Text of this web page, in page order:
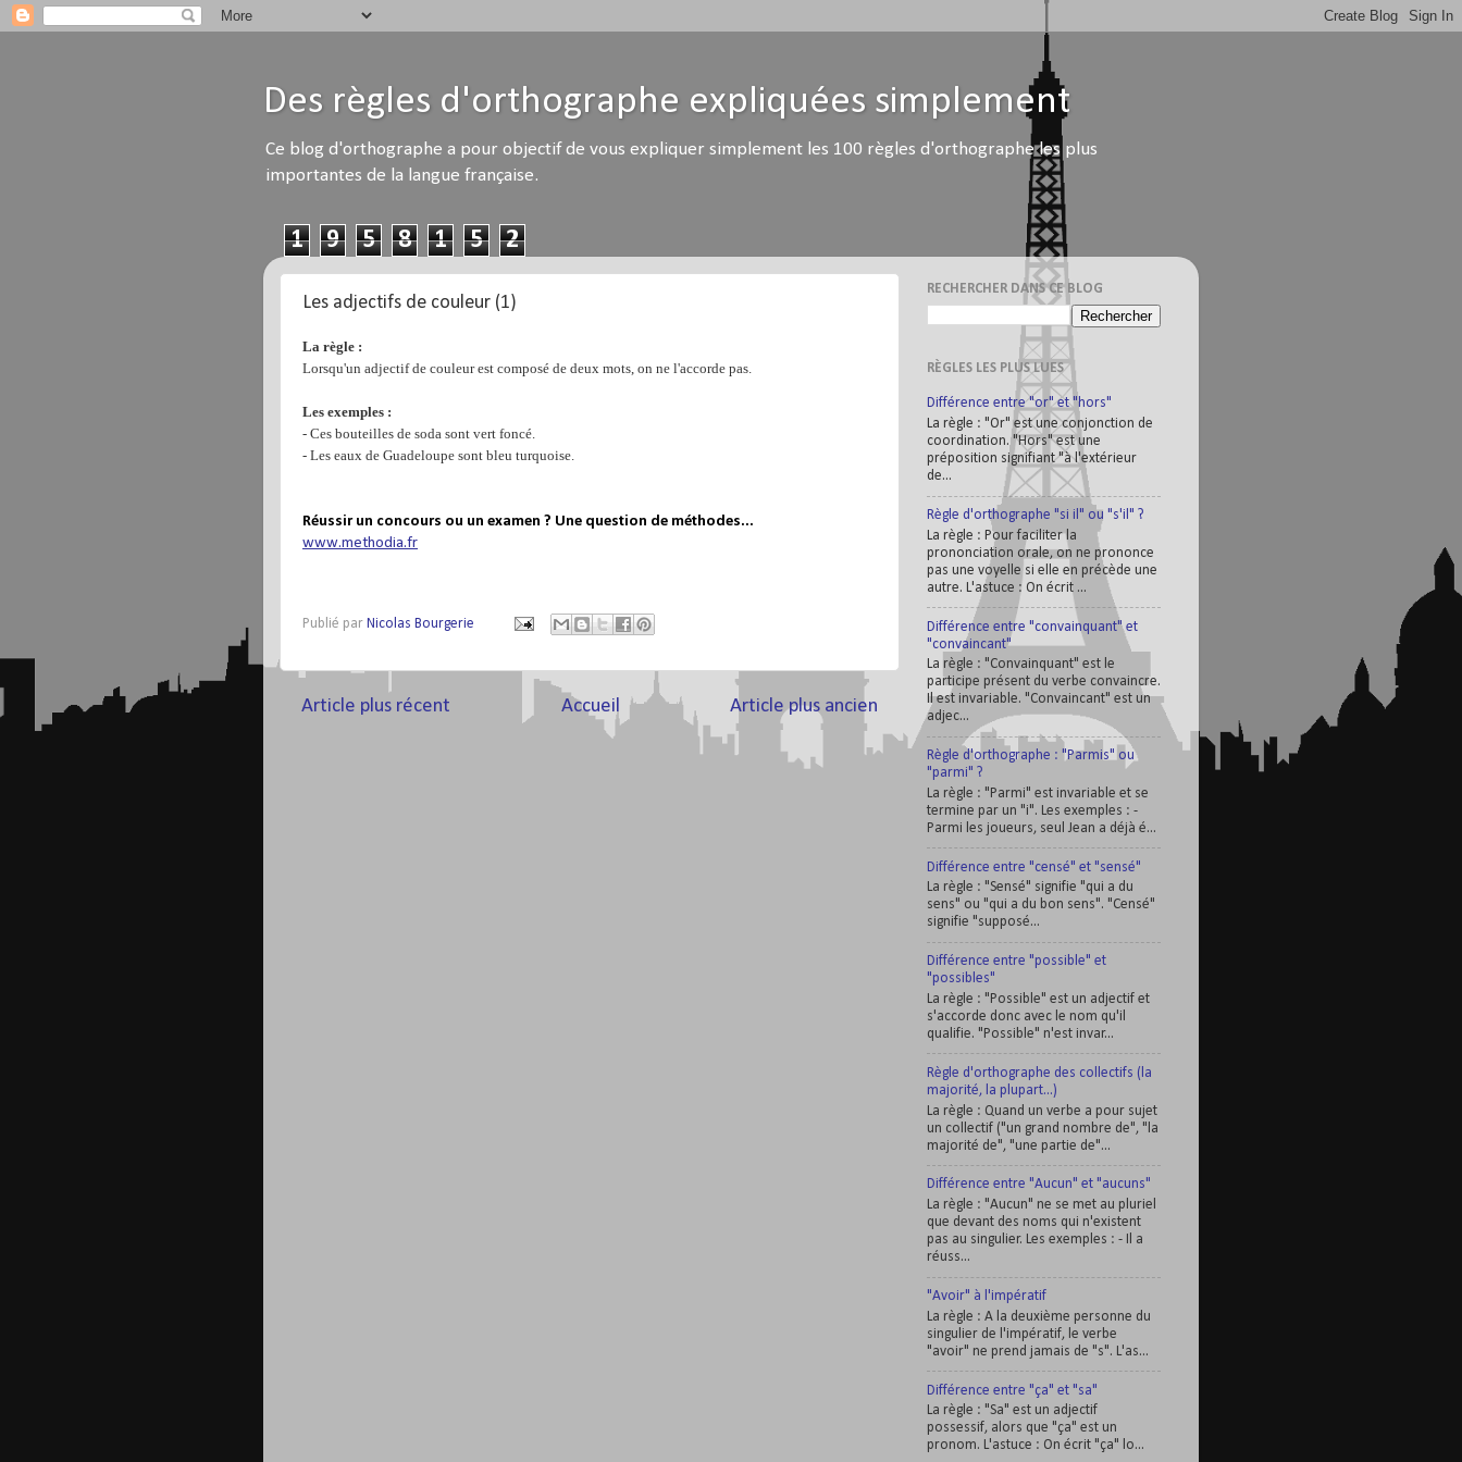
Des règles d'orthographe expliquées simplement
Ce blog d'orthographe a pour objectif de vous expliquer simplement les 100 règles d'orthographe les plus
importantes de la langue française.
1 9 5 8 1 5 2
Les adjectifs de couleur (1)
La règle :
Lorsqu'un adjectif de couleur est composé de deux mots, on ne l'accorde pas.
Les exemples :
- Ces bouteilles de soda sont vert foncé.
- Les eaux de Guadeloupe sont bleu turquoise.
Réussir un concours ou un examen ? Une question de méthodes...
www.methodia.fr
Publié par Nicolas Bourgerie
Article plus récent Article plus ancien
Accueil
RECHERCHER DANS CE BLOG
RÈGLES LES PLUS LUES
Différence entre "or" et "hors"
La règle : "Or" est une conjonction de
coordination. "Hors" est une
préposition signifiant "à l'extérieur
de...
Règle d'orthographe "si il" ou "s'il" ?
La règle : Pour faciliter la
prononciation orale, on ne prononce
pas une voyelle si elle en précède une
autre. L'astuce : On écrit ...
Différence entre "convainquant" et
"convaincant"
La règle : "Convainquant" est le
participe présent du verbe convaincre.
Il est invariable. "Convaincant" est un
adjec...
Règle d'orthographe : "Parmis" ou
"parmi" ?
La règle : "Parmi" est invariable et se
termine par un "i". Les exemples : -
Parmi les joueurs, seul Jean a déjà é...
Différence entre "censé" et "sensé"
La règle : "Sensé" signifie "qui a du
sens" ou "qui a du bon sens". "Censé"
signifie "supposé...
Différence entre "possible" et
"possibles"
La règle : "Possible" est un adjectif et
s'accorde donc avec le nom qu'il
qualifie. "Possible" n'est invar...
Règle d'orthographe des collectifs (la
majorité, la plupart...)
La règle : Quand un verbe a pour sujet
un collectif ("un grand nombre de", "la
majorité de", "une partie de"...
Différence entre "Aucun" et "aucuns"
La règle : "Aucun" ne se met au pluriel
que devant des noms qui n'existent
pas au singulier. Les exemples : - Il a
réuss...
"Avoir" à l'impératif
La règle : A la deuxième personne du
singulier de l'impératif, le verbe
"avoir" ne prend jamais de "s". L'as...
Différence entre "ça" et "sa"
La règle : "Sa" est un adjectif
possessif, alors que "ça" est un
pronom. L'astuce : On écrit "ça" lo...